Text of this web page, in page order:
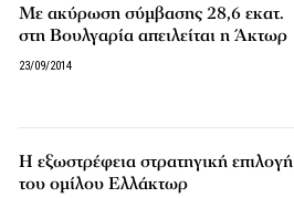
Με ακύρωση σύμβασης 28,6 εκατ.
στη Βουλγαρία απειλείται η Άκτωρ
23/09/2014
Η εξωστρέφεια στρατηγική επιλογή
του ομίλου Ελλάκτωρ